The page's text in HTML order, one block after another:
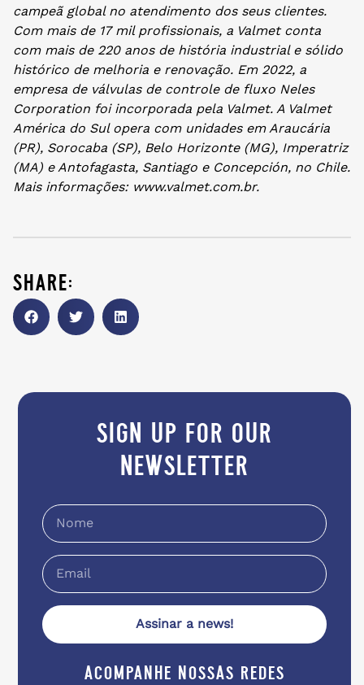
campeã global no atendimento dos seus clientes.
Com mais de 17 mil profissionais, a Valmet conta
com mais de 220 anos de história industrial e sólido
histórico de melhoria e renovação. Em 2022, a
empresa de válvulas de controle de fluxo Neles
Corporation foi incorporada pela Valmet. A Valmet
América do Sul opera com unidades em Araucária
(PR), Sorocaba (SP), Belo Horizonte (MG), Imperatriz
(MA) e Antofagasta, Santiago e Concepción, no Chile.
Mais informações: www.valmet.com.br.
share:
sign up for our
newsletter
Assinar a news!
acompanhe nossas redes